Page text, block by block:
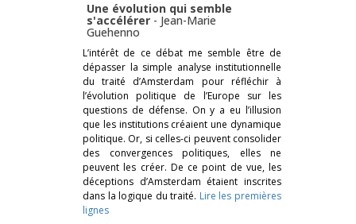
Une évolution qui semble
s'accélérer - Jean-Marie
Guehenno
L’intérêt de ce débat me semble être de
dépasser la simple analyse institutionnelle
du traité d’Amsterdam pour réfléchir à
l’évolution politique de l’Europe sur les
questions de défense. On y a eu l’illusion
que les institutions créaient une dynamique
politique. Or, si celles-ci peuvent consolider
des convergences politiques, elles ne
peuvent les créer. De ce point de vue, les
déceptions d’Amsterdam étaient inscrites
dans la logique du traité. Lire les premières
lignes